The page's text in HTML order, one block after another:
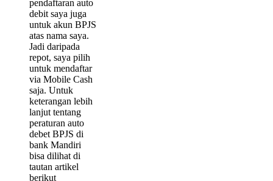
pendaftaran auto
debit saya juga
untuk akun BPJS
atas nama saya.
Jadi daripada
repot, saya pilih
untuk mendaftar
via Mobile Cash
saja. Untuk
keterangan lebih
lanjut tentang
peraturan auto
debet BPJS di
bank Mandiri
bisa dilihat di
tautan artikel
berikut